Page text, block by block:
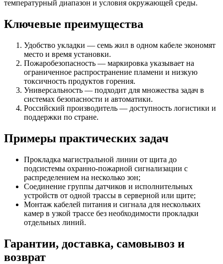
температурный диапазон и условия окружающей среды.
Ключевые преимущества
Удобство укладки — семь жил в одном кабеле экономят
место и время установки.
Пожаробезопасность — маркировка указывает на
ограниченное распространение пламени и низкую
токсичность продуктов горения.
Универсальность — подходит для множества задач в
системах безопасности и автоматики.
Российский производитель — доступность логистики и
поддержки по стране.
Примеры практических задач
Прокладка магистральной линии от щита до
подсистемы охранно‑пожарной сигнализации с
распределением на несколько зон;
Соединение группы датчиков и исполнительных
устройств от одной трассы в серверной или щите;
Монтаж кабелей питания и сигнала для нескольких
камер в узкой трассе без необходимости прокладки
отдельных линий.
Гарантии, доставка, самовывоз и
возврат